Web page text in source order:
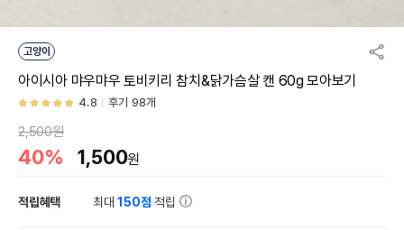
고양이
아이시아 먀우먀우 토비키리 참치&닭가슴살 캔 60g 모아보기
4.8 후기 98개
2,500원
40% 1,500원
적립혜택 최대150점 적립